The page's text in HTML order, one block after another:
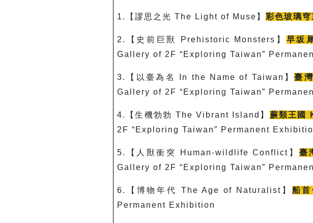
1. 【謬思之光 The Light of Muse 】 彩色玻璃穹
2. 【史前巨獸 Prehistoric Monsters 】 早坂
Gallery of 2F “Exploring Taiwan”
3. 【以臺為名 In the Name of Taiwan】臺
Gallery of 2F “Exploring Taiwan”
4. 【生機勃勃 The Vibrant Island 】 蕨類王國
2F “Exploring Taiwan” Permanent
5. 【人獸衝突 Human-wildlife Conflict 】 臺
Gallery of 2F “Exploring Taiwan”
6. 【博物年代 The Age of Naturalist 】 船
Permanent Exhibition